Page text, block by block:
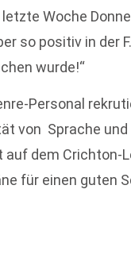
Woche
so positiv in der
wurde!“
Personal
von Sprache und
dem Crichton-
für einen guten